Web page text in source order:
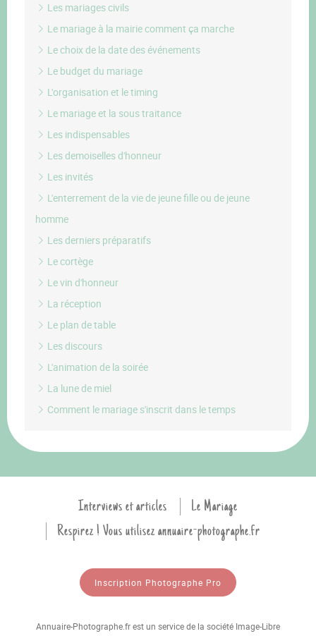
Les mariages civils
Le mariage à la mairie comment ça marche
Le choix de la date des événements
Le budget du mariage
L'organisation et le timing
Le mariage et la sous traitance
Les indispensables
Les demoiselles d'honneur
Les invités
L'enterrement de la vie de jeune fille ou de jeune
homme
Les derniers préparatifs
Le cortège
Le vin d'honneur
La réception
Le plan de table
Les discours
L'animation de la soirée
La lune de miel
Comment le mariage s'inscrit dans le temps
Interviews et articles
Le Mariage
Respirez ! Vous utilisez annuaire-photographe.fr
Inscription Photographe Pro
Annuaire-Photographe.fr est un service de la société Image-Libre